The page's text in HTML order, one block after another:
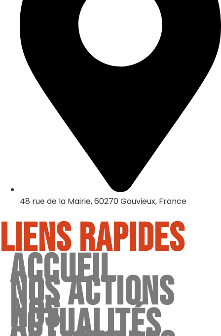
48 rue de la Mairie, 60270 Gouvieux, France
Liens rapides
Accueil
Nos actions
Nos
actualités